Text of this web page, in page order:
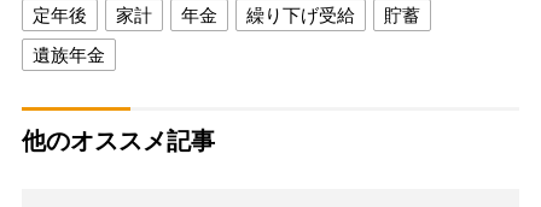
定年後 家計 年金 繰り下げ受給
貯蓄
遺族年金
他のオススメ記事